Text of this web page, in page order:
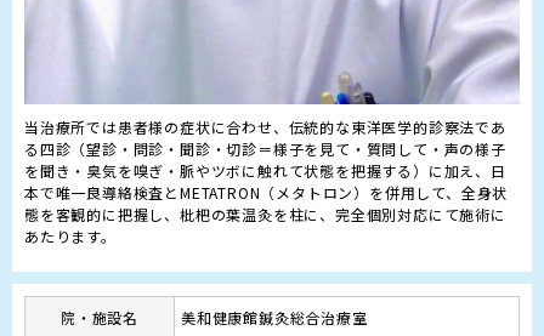
当治療所では患者様の症状に合わせ、伝統的な東洋医学的診察法であ
る四診（望診・問診・聞診・切診＝様子を見て・質問して・声の様子
を聞き・臭気を嗅ぎ・脈やツボに触れて状態を把握する）に加え、日
本で唯一良導絡検査とMETATRON（メタトロン）を併用して、全身状
態を客観的に把握し、枇杷の葉温灸を柱に、完全個別対応にて施術に
あたります。
院・施設名 美和健康館鍼灸総合治療室